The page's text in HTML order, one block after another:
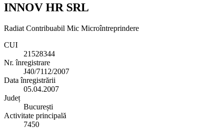
INNOV HR SRL
Radiat Contribuabil Mic Microîntreprindere
CUI
21528344
Nr. înregistrare
J40/7112/2007
Data înregistrării
05.04.2007
Județ
București
Activitate principală
7450